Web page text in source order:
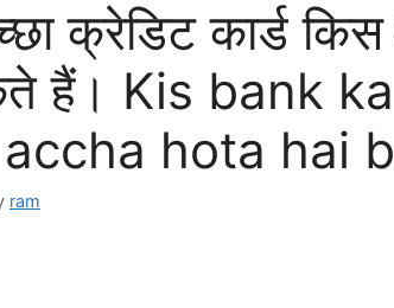
क्रेडिट कार्ड
हैं। Kis bank
hota hai
ram